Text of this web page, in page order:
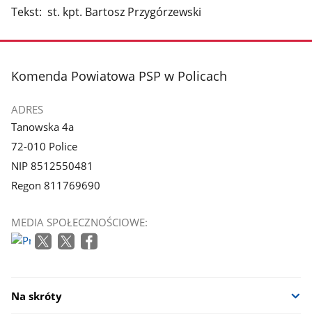
Tekst: st. kpt. Bartosz Przygórzewski
stopka
Komenda Powiatowa PSP w Policach
ADRES
Tanowska 4a
72-010 Police
NIP 8512550481
Regon 811769690
MEDIA SPOŁECZNOŚCIOWE:
Na skróty